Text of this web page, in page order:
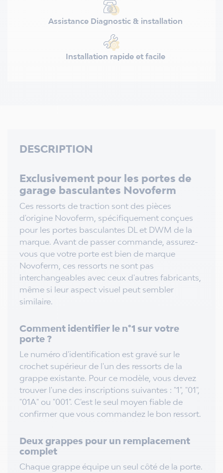
Assistance Diagnostic & installation
Installation rapide et facile
DESCRIPTION
Exclusivement pour les portes de
garage basculantes Novoferm
Ces ressorts de traction sont des pièces
d'origine Novoferm, spécifiquement conçues
pour les portes basculantes DL et DWM de la
marque. Avant de passer commande, assurez-
vous que votre porte est bien de marque
Novoferm, ces ressorts ne sont pas
interchangeables avec ceux d'autres fabricants,
même si leur aspect visuel peut sembler
similaire.
Comment identifier le n°1 sur votre
porte ?
Le numéro d'identification est gravé sur le
crochet supérieur de l'un des ressorts de la
grappe existante. Pour ce modèle, vous devez
trouver l'une des inscriptions suivantes : "1", "01",
"01A" ou "001". C'est le seul moyen fiable de
confirmer que vous commandez le bon ressort.
Deux grappes pour un remplacement
complet
Chaque grappe équipe un seul côté de la porte.